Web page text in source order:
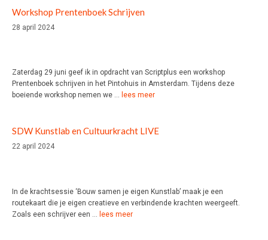
Workshop Prentenboek Schrijven
28 april 2024
Zaterdag 29 juni geef ik in opdracht van Scriptplus een workshop
Prentenboek schrijven in het Pintohuis in Amsterdam. Tijdens deze
boeiende workshop nemen we … lees meer
SDW Kunstlab en Cultuurkracht LIVE
22 april 2024
In de krachtsessie ‘Bouw samen je eigen Kunstlab’ maak je een
routekaart die je eigen creatieve en verbindende krachten weergeeft.
Zoals een schrijver een …
lees meer